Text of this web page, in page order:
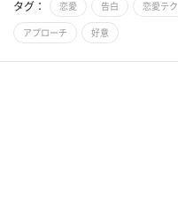
タグ： 恋愛 告白 恋愛テク
アプローチ 好意